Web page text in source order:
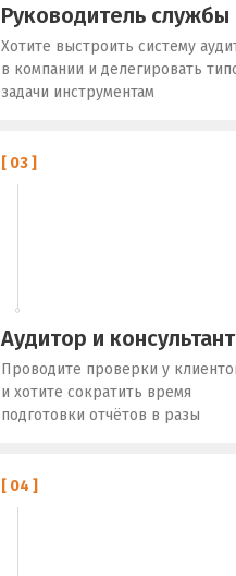
Хотите выстроить систему
в компании и делегировать
задачи инструментам
Руководитель службы
[ 04 ]
[ 03 ]
Проводите проверки у
и хотите сократить время
подготовки отчётов в разы
Аудитор и консультант